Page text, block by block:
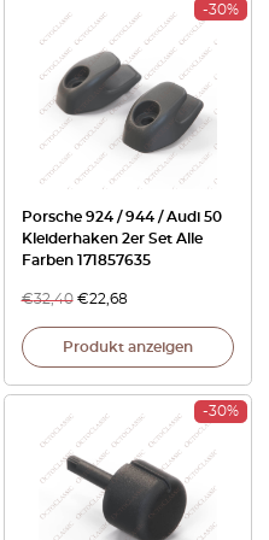
-30%
Porsche 924 / 944 / Audi 50
Kleiderhaken 2er Set Alle
Farben 171857635
€32,40 €22,68
Produkt anzeigen
-30%